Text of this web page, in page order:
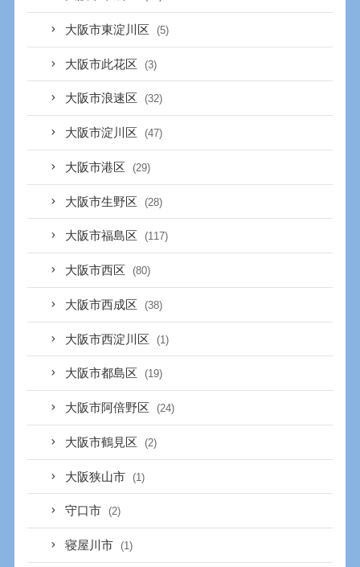
大阪市東淀川区 (5)
大阪市此花区 (3)
大阪市浪速区 (32)
大阪市淀川区 (47)
大阪市港区 (29)
大阪市生野区 (28)
大阪市福島区 (117)
大阪市西区 (80)
大阪市西成区 (38)
大阪市西淀川区 (1)
大阪市都島区 (19)
大阪市阿倍野区 (24)
大阪市鶴見区 (2)
大阪狭山市 (1)
守口市 (2)
寝屋川市 (1)